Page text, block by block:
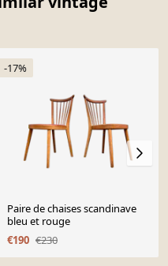
-17%
Paire de chaises scandinave
bleu et rouge
€190 €230